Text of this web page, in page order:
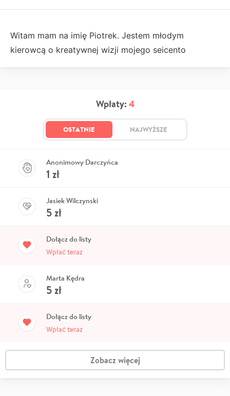
Witam mam na imię Piotrek. Jestem młodym
kierowcą o kreatywnej wizji mojego seicento
Wpłaty: 4
OSTATNIE NAJWYŻSZE
Anonimowy Darczyńca
1 zł
Jasiek Wilczynski
5zł
Dołącz do listy
Wpłać teraz
Marta Kędra
5zł
Dołącz do listy
Wpłać teraz
Zobacz więcej